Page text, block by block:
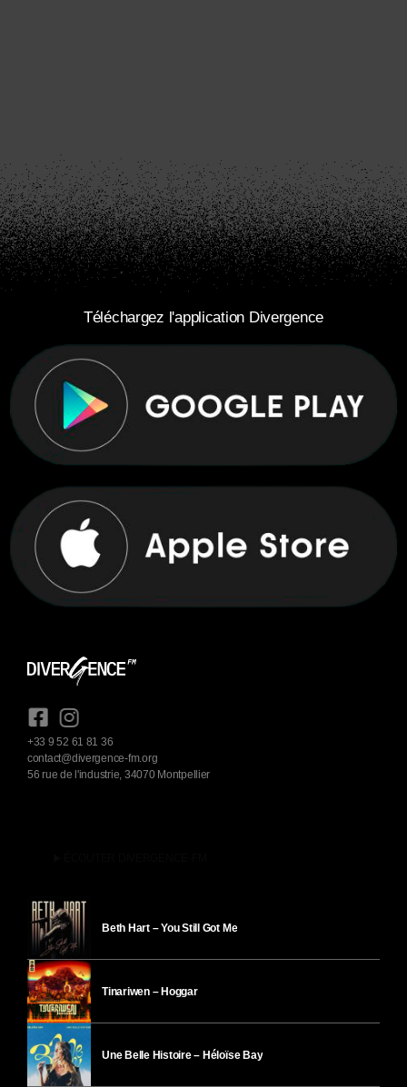
Téléchargez l'application Divergence
+33 9 52 61 81 36
contact@divergence-fm.org
56 rue de l'industrie, 34070 Montpellier
Beth Hart – You Still Got Me
Tinariwen – Hoggar
Une Belle Histoire – Héloïse Bay